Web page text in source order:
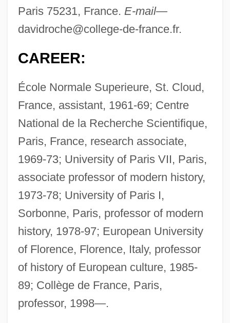
Paris 75231, France. E-mail—
davidroche@college-de-france.fr.
CAREER:
École Normale Superieure, St. Cloud,
France, assistant, 1961-69; Centre
National de la Recherche Scientifique,
Paris, France, research associate,
1969-73; University of Paris VII, Paris,
associate professor of modern history,
1973-78; University of Paris I,
Sorbonne, Paris, professor of modern
history, 1978-97; European University
of Florence, Florence, Italy, professor
of history of European culture, 1985-
89; Collège de France, Paris,
professor, 1998—.